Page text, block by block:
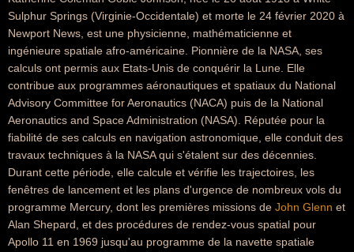
Sulphur Springs (Virginie-Occidentale) et morte le 24 février 2020 à
Newport News, est une physicienne, mathématicienne et
ingénieure spatiale afro-américaine. Pionnière de la NASA, ses
calculs ont permis aux Etats-Unis de conquérir la Lune. Elle
contribue aux programmes aéronautiques et spatiaux du National
Advisory Committee for Aeronautics (NACA) puis de la National
Aeronautics and Space Administration (NASA). Réputée pour la
fiabilité de ses calculs en navigation astronomique, elle conduit des
travaux techniques à la NASA qui s'étalent sur des décennies.
Durant cette période, elle calcule et vérifie les trajectoires, les
fenêtres de lancement et les plans d'urgence de nombreux vols du
programme Mercury, dont les premières missions de John Glenn et
Alan Shepard, et des procédures de rendez-vous spatial pour
Apollo 11 en 1969 jusqu'au programme de la navette spatiale